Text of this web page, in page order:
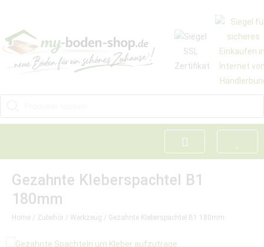
Gezahnte Kleberspachtel B1
180mm
Home / Zubehör / Werkzeug / Gezahnte Kleberspachtel B1 180mm